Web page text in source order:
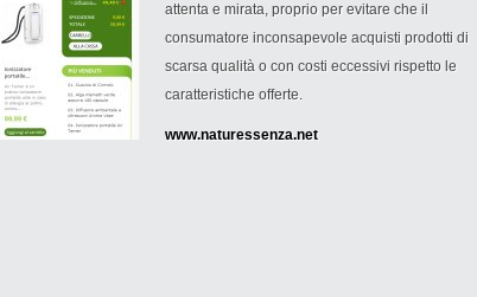
attenta e mirata, proprio per evitare che il
consumatore inconsapevole acquisti prodotti di
scarsa qualità o con costi eccessivi rispetto le
caratteristiche offerte.
www.naturessenza.net